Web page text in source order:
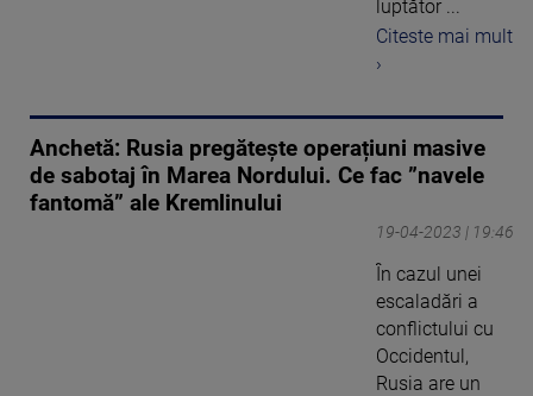
luptător ...
Citeste mai mult
›
Anchetă: Rusia pregătește operațiuni masive
de sabotaj în Marea Nordului. Ce fac ”navele
fantomă” ale Kremlinului
19-04-2023 | 19:46
În cazul unei
escaladări a
conflictului cu
Occidentul,
Rusia are un